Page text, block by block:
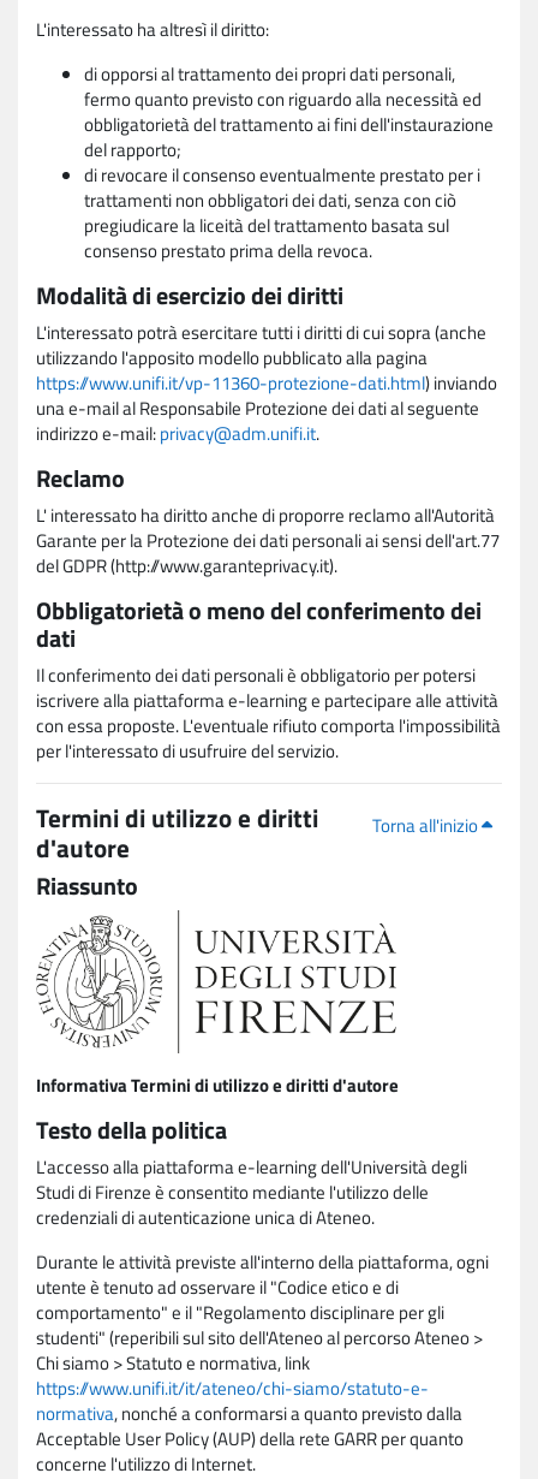
L'interessato ha altresì il diritto:
di opporsi al trattamento dei propri dati personali,
fermo quanto previsto con riguardo alla necessità ed
obbligatorietà del trattamento ai fini dell'instaurazione
del rapporto;
di revocare il consenso eventualmente prestato per i
trattamenti non obbligatori dei dati, senza con ciò
pregiudicare la liceità del trattamento basata sul
consenso prestato prima della revoca.
Modalità di esercizio dei diritti
L'interessato potrà esercitare tutti i diritti di cui sopra (anche
utilizzando l'apposito modello pubblicato alla pagina
https://www.unifi.it/vp-11360-protezione-dati.html) inviando
una e-mail al Responsabile Protezione dei dati al seguente
indirizzo e-mail:privacy@adm.unifi.it.
Reclamo
L' interessato ha diritto anche di proporre reclamo all'Autorità
Garante per la Protezione dei dati personali ai sensi dell'art.77
del GDPR (http://www.garanteprivacy.it).
Obbligatorietà o meno del conferimento dei
dati
Il conferimento dei dati personali è obbligatorio per potersi
iscrivere alla piattaforma e-learning e partecipare alle attività
con essa proposte. L'eventuale rifiuto comporta l'impossibilità
per l'interessato di usufruire del servizio.
Torna all'inizio
Termini di utilizzo e diritti
d'autore
Riassunto
Informativa Termini di utilizzo e diritti d'autore
Testo della politica
L'accesso alla piattaforma e-learning dell'Università degli
Studi di Firenze è consentito mediante l'utilizzo delle
credenziali di autenticazione unica di Ateneo.
Durante le attività previste all'interno della piattaforma, ogni
utente è tenuto ad osservare il "Codice etico e di
comportamento" e il "Regolamento disciplinare per gli
studenti" (reperibili sul sito dell'Ateneo al percorso Ateneo >
Chi siamo > Statuto e normativa, link
https://www.unifi.it/it/ateneo/chi-siamo/statuto-e-
normativa, nonché a conformarsi a quanto previsto dalla
Acceptable User Policy (AUP) della rete GARR per quanto
concerne l'utilizzo di Internet.